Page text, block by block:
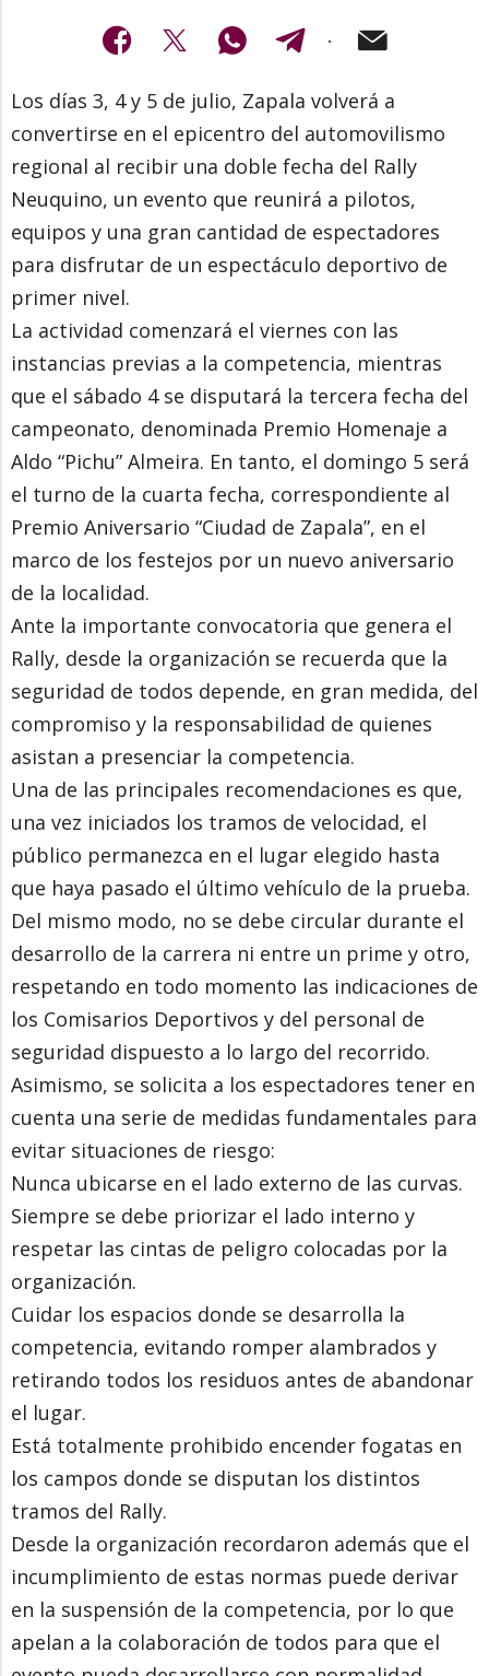
Los días 3, 4 y 5 de julio, Zapala volverá a
convertirse en el epicentro del automovilismo
regional al recibir una doble fecha del Rally
Neuquino, un evento que reunirá a pilotos,
equipos y una gran cantidad de espectadores
para disfrutar de un espectáculo deportivo de
primer nivel.
La actividad comenzará el viernes con las
instancias previas a la competencia, mientras
que el sábado 4 se disputará la tercera fecha del
campeonato, denominada Premio Homenaje a
Aldo “Pichu” Almeira. En tanto, el domingo 5 será
el turno de la cuarta fecha, correspondiente al
Premio Aniversario “Ciudad de Zapala”, en el
marco de los festejos por un nuevo aniversario
de la localidad.
Ante la importante convocatoria que genera el
Rally, desde la organización se recuerda que la
seguridad de todos depende, en gran medida, del
compromiso y la responsabilidad de quienes
asistan a presenciar la competencia.
Una de las principales recomendaciones es que,
una vez iniciados los tramos de velocidad, el
público permanezca en el lugar elegido hasta
que haya pasado el último vehículo de la prueba.
Del mismo modo, no se debe circular durante el
desarrollo de la carrera ni entre un prime y otro,
respetando en todo momento las indicaciones de
los Comisarios Deportivos y del personal de
seguridad dispuesto a lo largo del recorrido.
Asimismo, se solicita a los espectadores tener en
cuenta una serie de medidas fundamentales para
evitar situaciones de riesgo:
Nunca ubicarse en el lado externo de las curvas.
Siempre se debe priorizar el lado interno y
respetar las cintas de peligro colocadas por la
organización.
Cuidar los espacios donde se desarrolla la
competencia, evitando romper alambrados y
retirando todos los residuos antes de abandonar
el lugar.
Está totalmente prohibido encender fogatas en
los campos donde se disputan los distintos
tramos del Rally.
Desde la organización recordaron además que el
incumplimiento de estas normas puede derivar
en la suspensión de la competencia, por lo que
apelan a la colaboración de todos para que el